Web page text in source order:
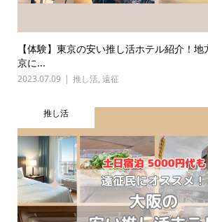
【体験】東京の安い推し活ホテル紹介！
京に...
2023.07.09 推し活, 遠征
推し活